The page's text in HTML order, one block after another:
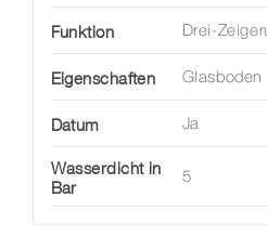
Funktion Drei-
Eigenschaften Glasboden
Datum Ja
Wasserdicht in
Bar
5